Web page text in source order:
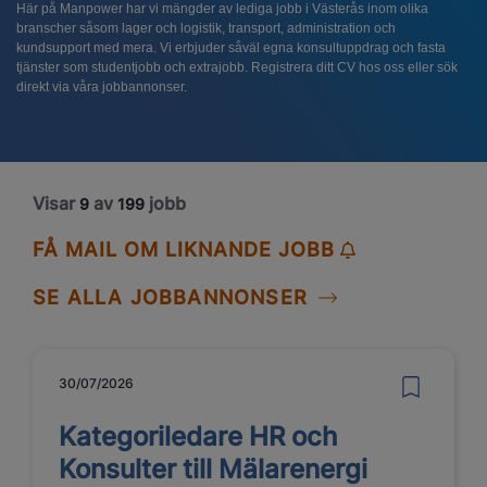
Här på Manpower har vi mängder av lediga jobb i Västerås inom olika
branscher såsom lager och logistik, transport, administration och
kundsupport med mera. Vi erbjuder såväl egna konsultuppdrag och fasta
tjänster som studentjobb och extrajobb. Registrera ditt CV hos oss eller sök
direkt via våra jobbannonser.
SE ALLA JOBBANNONSER
Visar 9 av 199 jobb
FÅ MAIL OM LIKNANDE JOBB
30/07/2026
Kategoriledare HR och
Konsulter till Mälarenergi